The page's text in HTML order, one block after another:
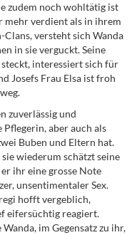
zudem noch wohltätig ist
mehr verdient als in ihrem
Clans, versteht sich Wanda
in sie verguckt. Seine
steckt, interessiert sich für
Josefs Frau Elsa ist froh
zuverlässig und
aber auch als
Buben und Eltern hat.
wiederum schätzt seine
ihr eine grosse Note
unsentimentaler Sex.
hofft vergeblich,
eifersüchtig reagiert.
im Gegensatz zu ihr,